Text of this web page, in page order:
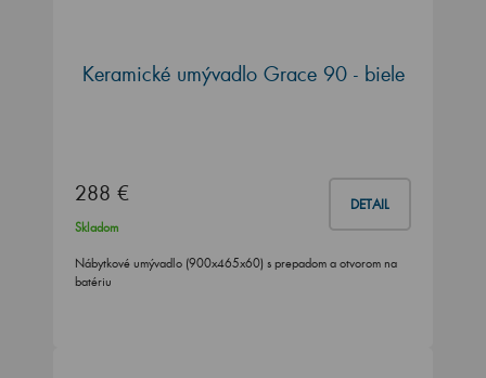
Keramické umývadlo Grace 90 - biele
288 € DETAIL
Skladom
Nábytkové umývadlo (900x465x60) s prepadom a otvorom na
batériu